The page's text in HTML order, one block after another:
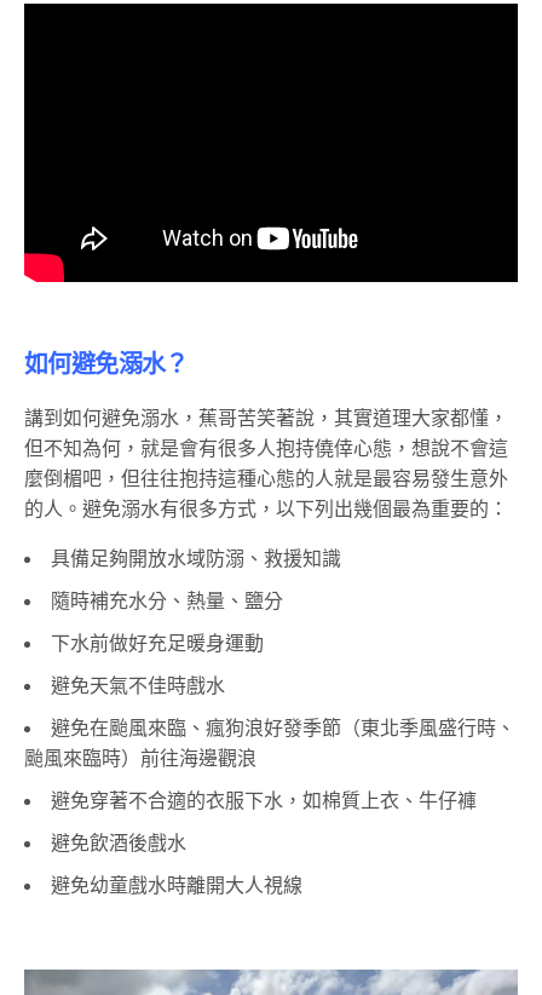
如何避免溺水？
講到如何避免溺水，蕉哥苦笑著說，其實道理大家都懂，
但不知為何，就是會有很多人抱持僥倖心態，想說不會這
麼倒楣吧，但往往抱持這種心態的人就是最容易發生意外
的人。避免溺水有很多方式，以下列出幾個最為重要的：
具備足夠開放水域防溺、救援知識
隨時補充水分、熱量、鹽分
下水前做好充足暖身運動
避免天氣不佳時戲水
避免在颱風來臨、瘋狗浪好發季節（東北季風盛行時、
颱風來臨時）前往海邊觀浪
避免穿著不合適的衣服下水，如棉質上衣、牛仔褲
避免飲酒後戲水
避免幼童戲水時離開大人視線